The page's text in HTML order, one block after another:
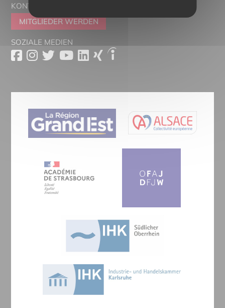
KONTAKT
MITGLIEDER WERDEN
SOZIALE MEDIEN